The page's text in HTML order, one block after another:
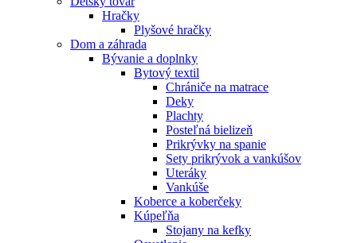
Hračky
Plyšové hračky
Dom a záhrada
Bývanie a doplnky
Bytový textil
Chrániče na matrace
Deky
Plachty
Posteľná bielizeň
Prikrývky na spanie
Sety prikrývok a vankúšov
Uteráky
Vankúše
Koberce a koberčeky
Kúpeľňa
Stojany na kefky